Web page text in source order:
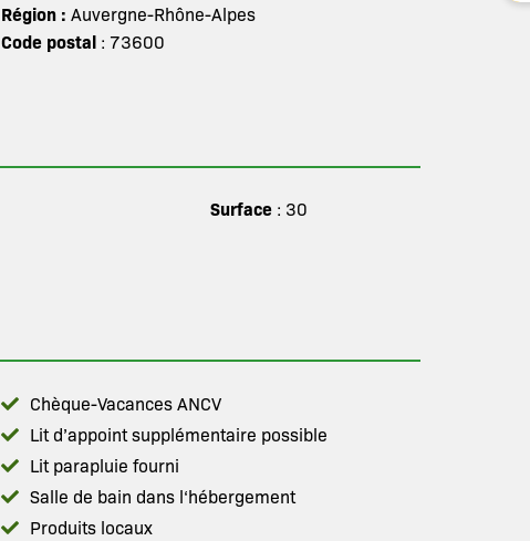
Région : Auvergne-Rhône-Alpes
Code postal: 73600
Surface : 30
Chèque-Vacances ANCV
Lit d’appoint supplémentaire possible
Lit parapluie fourni
Salle de bain dans l‘hébergement
Produits locaux